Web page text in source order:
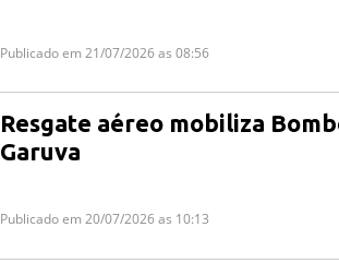
Publicado em 21/07/2026 as 08:56
Resgate aéreo mobiliza
Garuva
Publicado em 20/07/2026 as 10:13